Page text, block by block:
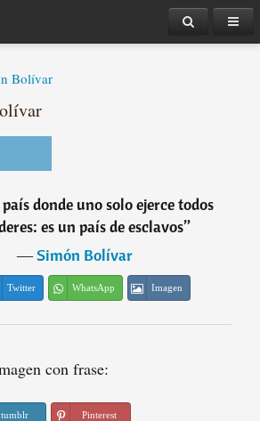
Bolívar
donde uno solo ejerce todos
es un país de esclavos”
―Simón Bolívar
Twitter WhatsApp Imagen
con frase:
tumblr Pinterest